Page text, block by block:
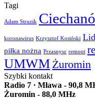
Tagi
Adam Struzik
koronawirus Krzysztof Kosiński
piłka nożna Przasnysz remont
UMWM Żuromin
Szybki kontakt
Radio 7 · Mława - 90,8
Żuromin - 88,0 MHz